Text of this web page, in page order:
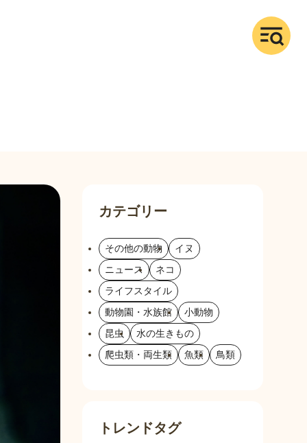
カテゴリー
その他の動物
イヌ
ニュース
ネコ
ライフスタイル
動物園・水族館
小動物
昆虫
水の生きもの
爬虫類・両生類
魚類 鳥類
トレンドタグ